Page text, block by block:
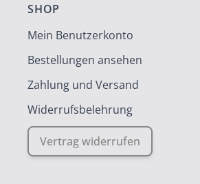
SHOP
Mein Benutzerkonto
Bestellungen ansehen
Zahlung und Versand
Widerrufsbelehrung
Vertrag widerrufen